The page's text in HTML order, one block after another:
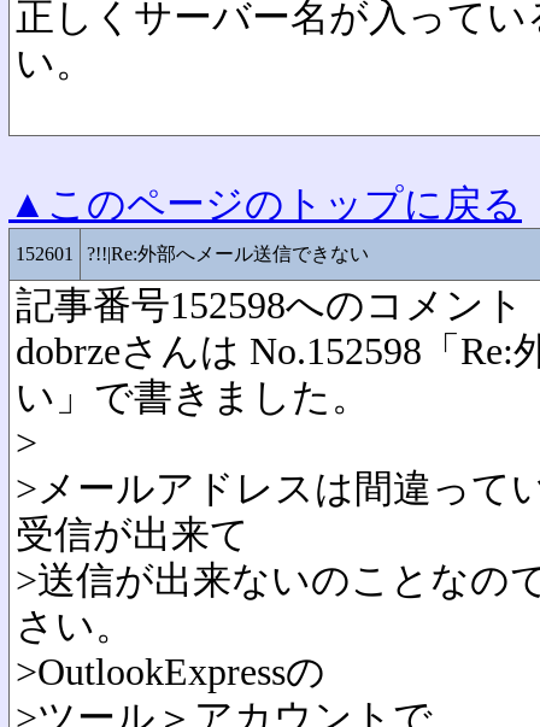
正しくサーバー名が入って
い。
▲このページのトップに戻る
152601 ?!!|Re:外部へメール送信できない
記事番号152598へのコメント
dobrzeさんは No.152598「
い」で書きました。
>
>メールアドレスは間違って
受信が出来て
>送信が出来ないのことなの
さい。
>OutlookExpressの
>ツール＞アカウントで